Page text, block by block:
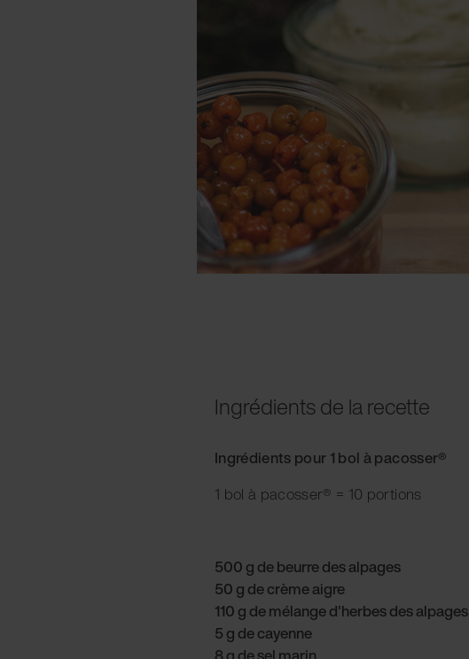
Ingrédients de la recette
Ingrédients pour 1 bol à pacosser®
1 bol à pacosser® = 10 portions
500 g de beurre des alpages
50 g de crème aigre
110 g de mélange d'herbes des alpages
5 g de cayenne